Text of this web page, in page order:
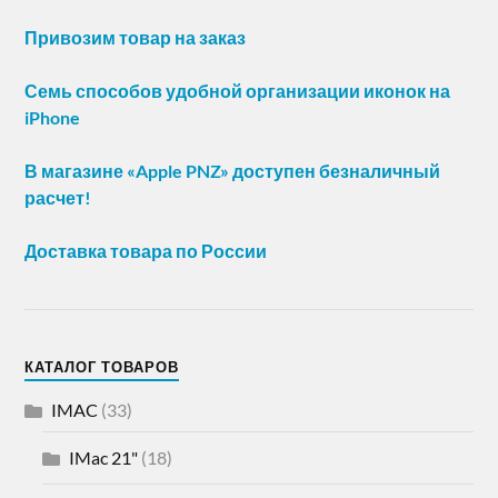
Привозим товар на заказ
Семь способов удобной организации иконок на
iPhone
В магазине «Apple PNZ» доступен безналичный
расчет!
Доставка товара по России
КАТАЛОГ ТОВАРОВ
IMAC (33)
IMac 21" (18)